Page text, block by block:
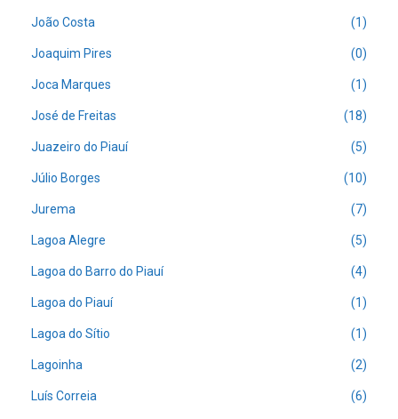
João Costa (1)
Joaquim Pires (0)
Joca Marques (1)
José de Freitas (18)
Juazeiro do Piauí (5)
Júlio Borges (10)
Jurema (7)
Lagoa Alegre (5)
Lagoa do Barro do Piauí (4)
Lagoa do Piauí (1)
Lagoa do Sítio (1)
Lagoinha (2)
Luís Correia (6)